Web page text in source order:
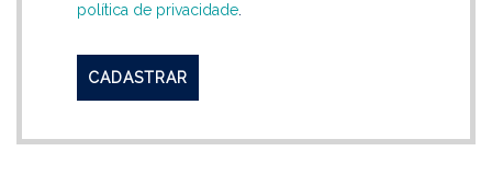
política de privacidade